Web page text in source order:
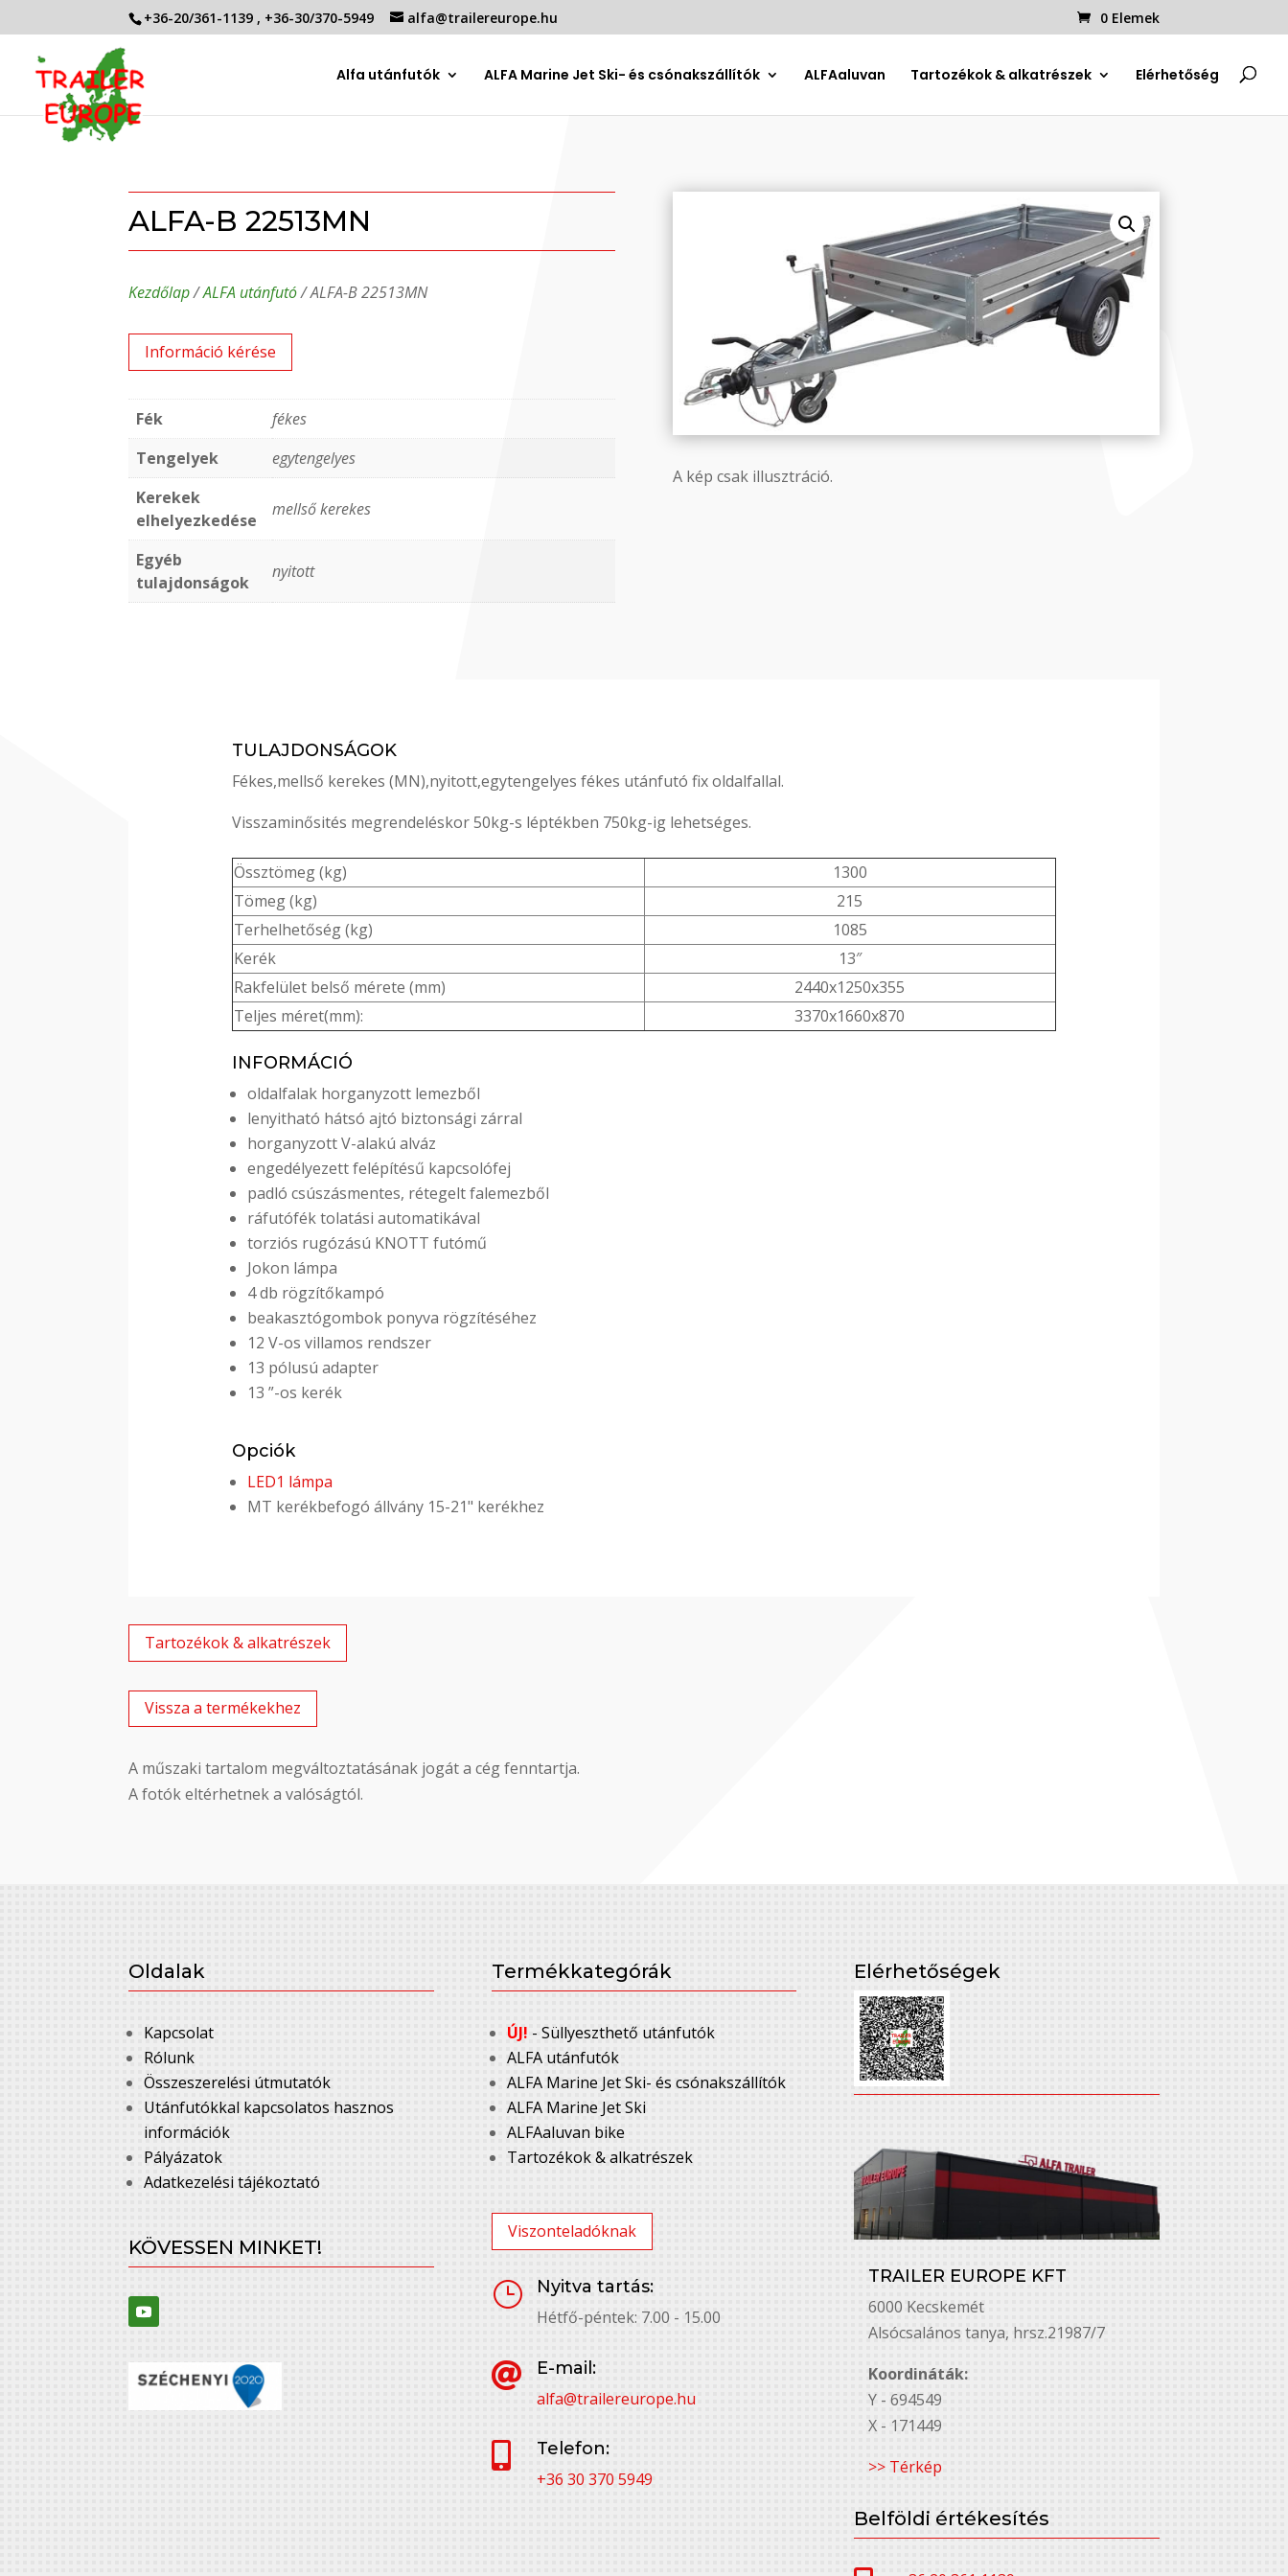
+36-20/361-1139 , +36-30/370-5949 alfa@trailereurope.hu 0 Elemek
Alfa utánfutók ALFA Marine Jet Ski- és csónakszállítók ALFAaluvan Tartozékok & alkatrészek Elérhetőség
ALFA-B 22513MN
Kezdőlap/ALFA utánfutó/ ALFA-B 22513MN
Információ kérése
Fék
fékes
Tengelyek
egytengelyes
Kerekek
elhelyezkedése
mellső kerekes
Egyéb
tulajdonságok
nyitott
A kép csak illusztráció.
TULAJDONSÁGOK
Fékes,mellső kerekes (MN),nyitott,egytengelyes fékes utánfutó fix oldalfallal.
Visszaminősités megrendeléskor 50kg-s léptékben 750kg-ig lehetséges.
Össztömeg (kg)
1300
Tömeg (kg)
215
Terhelhetőség (kg)
1085
Kerék
13″
Rakfelület belső mérete (mm)
2440x1250x355
Teljes méret(mm):
3370x1660x870
INFORMÁCIÓ
oldalfalak horganyzott lemezből
lenyitható hátsó ajtó biztonsági zárral
horganyzott V-alakú alváz
engedélyezett felépítésű kapcsolófej
padló csúszásmentes, rétegelt falemezből
ráfutófék tolatási automatikával
torziós rugózású KNOTT futómű
Jokon lámpa
4 db rögzítőkampó
beakasztógombok ponyva rögzítéséhez
12 V-os villamos rendszer
13 pólusú adapter
13 ”-os kerék
Opciók
LED1 lámpa
MT kerékbefogó állvány 15-21" kerékhez
Tartozékok & alkatrészek
Vissza a termékekhez
A műszaki tartalom megváltoztatásának jogát a cég fenntartja.
A fotók eltérhetnek a valóságtól.
Oldalak
Kapcsolat
Rólunk
Összeszerelési útmutatók
Utánfutókkal kapcsolatos hasznos
információk
Pályázatok
Adatkezelési tájékoztató
KÖVESSEN MINKET!
Termékkategórák
ÚJ! - Süllyeszthető utánfutók
ALFA utánfutók
ALFA Marine Jet Ski- és csónakszállítók
ALFA Marine Jet Ski
ALFAaluvan bike
Tartozékok & alkatrészek
Viszonteladóknak
}
Nyitva tartás:
Hétfő-péntek: 7.00 - 15.00

E-mail:
alfa@trailereurope.hu

Telefon:
+36 30 370 5949
Elérhetőségek
TRAILER EUROPE KFT
6000 Kecskemét
Alsó￳csalános tanya, hrsz.21987/7
Koordináták:
Y - 694549
X - 171449
>> Térkép
Belföldi értékesítés